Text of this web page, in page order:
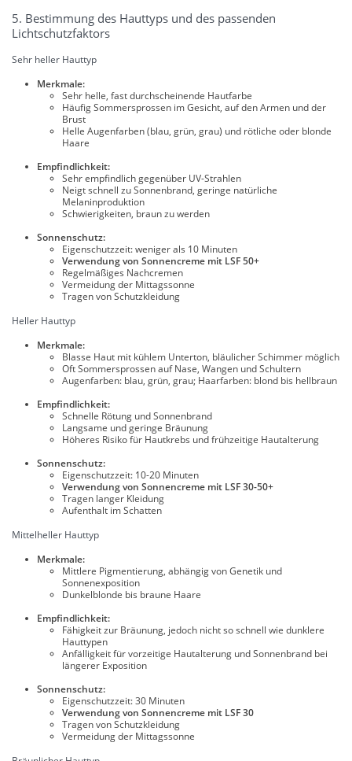
5. Bestimmung des Hauttyps und des passenden
Lichtschutzfaktors
Sehr heller Hauttyp
Merkmale:
Sehr helle, fast durchscheinende Hautfarbe
Häufig Sommersprossen im Gesicht, auf den Armen und der
Brust
Helle Augenfarben (blau, grün, grau) und rötliche oder blonde
Haare
Empfindlichkeit:
Sehr empfindlich gegenüber UV-Strahlen
Neigt schnell zu Sonnenbrand, geringe natürliche
Melaninproduktion
Schwierigkeiten, braun zu werden
Sonnenschutz:
Eigenschutzzeit: weniger als 10 Minuten
Verwendung von Sonnencreme mit LSF 50+
Regelmäßiges Nachcremen
Vermeidung der Mittagssonne
Tragen von Schutzkleidung
Heller Hauttyp
Merkmale:
Blasse Haut mit kühlem Unterton, bläulicher Schimmer möglich
Oft Sommersprossen auf Nase, Wangen und Schultern
Augenfarben: blau, grün, grau; Haarfarben: blond bis hellbraun
Empfindlichkeit:
Schnelle Rötung und Sonnenbrand
Langsame und geringe Bräunung
Höheres Risiko für Hautkrebs und frühzeitige Hautalterung
Sonnenschutz:
Eigenschutzzeit: 10-20 Minuten
Verwendung von Sonnencreme mit LSF 30-50+
Tragen langer Kleidung
Aufenthalt im Schatten
Mittelheller Hauttyp
Merkmale:
Mittlere Pigmentierung, abhängig von Genetik und
Sonnenexposition
Dunkelblonde bis braune Haare
Empfindlichkeit:
Fähigkeit zur Bräunung, jedoch nicht so schnell wie dunklere
Hauttypen
Anfälligkeit für vorzeitige Hautalterung und Sonnenbrand bei
längerer Exposition
Sonnenschutz:
Eigenschutzzeit: 30 Minuten
Verwendung von Sonnencreme mit LSF 30
Tragen von Schutzkleidung
Vermeidung der Mittagssonne